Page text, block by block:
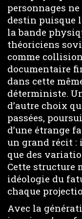
personnages
destin puisque
la bande
théoriciens
comme
documentaire
dans cette
déterministe.
d’autre choix
passées,
d’une étrange
un grand récit :
que des
Cette structure
idéologie du
chaque
Avec la